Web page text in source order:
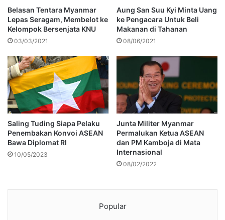
Belasan Tentara Myanmar
Lepas Seragam, Membelot ke
Kelompok Bersenjata KNU
03/03/2021
Aung San Suu Kyi Minta Uang
ke Pengacara Untuk Beli
Makanan di Tahanan
08/06/2021
Saling Tuding Siapa Pelaku
Penembakan Konvoi ASEAN
Bawa Diplomat RI
10/05/2023
Junta Militer Myanmar
Permalukan Ketua ASEAN
dan PM Kamboja di Mata
Internasional
08/02/2022
Popular